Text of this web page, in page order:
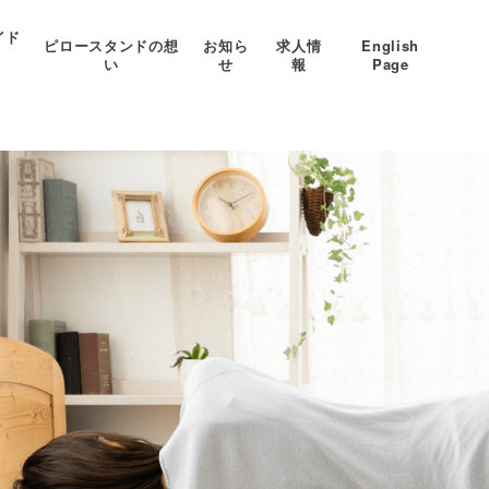
ド
ピロースタンドの想
い
お知ら
せ
求人情
報
English
Page